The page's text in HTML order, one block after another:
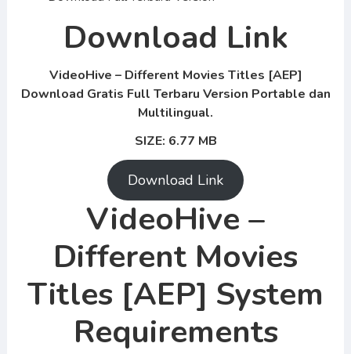
Download Link
VideoHive – Different Movies Titles [AEP]
Download Gratis Full Terbaru Version Portable dan
Multilingual.
SIZE: 6.77 MB
Download Link
VideoHive –
Different Movies
Titles [AEP] System
Requirements